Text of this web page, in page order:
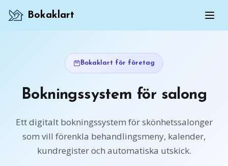
Bokaklart
Bokaklart för företag
Bokningssystem för salong
Ett digitalt bokningssystem för skönhetssalonger
som vill förenkla behandlingsmeny, kalender,
kundregister och automatiska utskick.